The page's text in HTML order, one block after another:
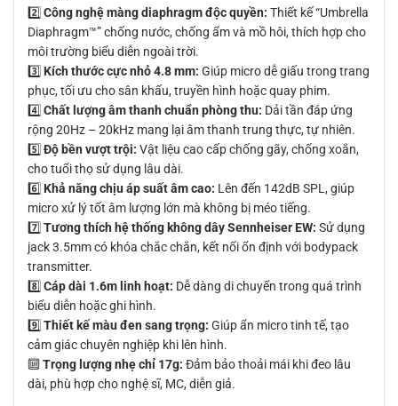
2️⃣ Công nghệ màng diaphragm độc quyền: Thiết kế “Umbrella
Diaphragm™” chống nước, chống ẩm và mồ hôi, thích hợp cho
môi trường biểu diễn ngoài trời.
3️⃣ Kích thước cực nhỏ 4.8 mm: Giúp micro dễ giấu trong trang
phục, tối ưu cho sân khấu, truyền hình hoặc quay phim.
4️⃣ Chất lượng âm thanh chuẩn phòng thu: Dải tần đáp ứng
rộng 20Hz – 20kHz mang lại âm thanh trung thực, tự nhiên.
5️⃣ Độ bền vượt trội: Vật liệu cao cấp chống gãy, chống xoắn,
cho tuổi thọ sử dụng lâu dài.
6️⃣ Khả năng chịu áp suất âm cao: Lên đến 142dB SPL, giúp
micro xử lý tốt âm lượng lớn mà không bị méo tiếng.
7️⃣ Tương thích hệ thống không dây Sennheiser EW: Sử dụng
jack 3.5mm có khóa chắc chắn, kết nối ổn định với bodypack
transmitter.
8️⃣ Cáp dài 1.6m linh hoạt: Dễ dàng di chuyển trong quá trình
biểu diễn hoặc ghi hình.
9️⃣ Thiết kế màu đen sang trọng: Giúp ẩn micro tinh tế, tạo
cảm giác chuyên nghiệp khi lên hình.
🔟 Trọng lượng nhẹ chỉ 17g: Đảm bảo thoải mái khi đeo lâu
dài, phù hợp cho nghệ sĩ, MC, diễn giả.